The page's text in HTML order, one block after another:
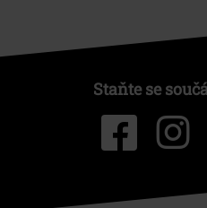
Staňte se